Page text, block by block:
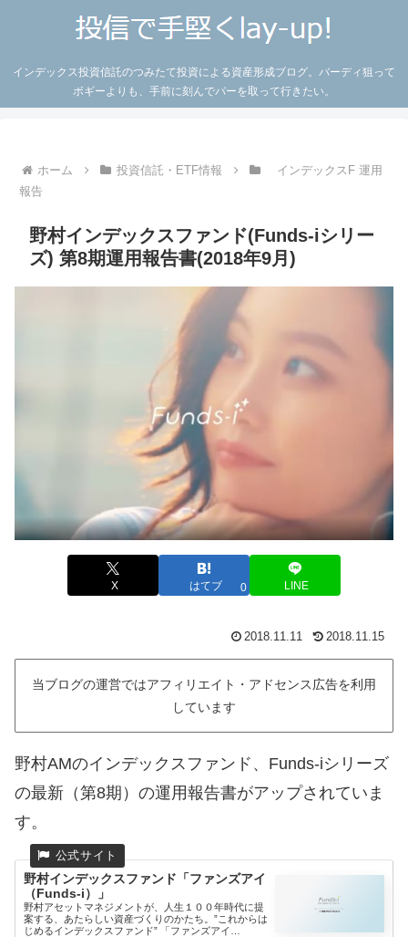
インデックス投資信託のつみたて投資による資産形成ブログ。バーディ狙って
ボギーよりも、手前に刻んでパーを取って行きたい。
ホーム 投資信託・ETF情報
インデックスF 運用
報告
野村インデックスファンド(Funds-iシリー
ズ) 第8期運用報告書(2018年9月)
X はてブ 0 LINE
2018.11.11 2018.11.15
当ブログの運営ではアフィリエイト・アドセンス広告を利用
しています
野村AMのインデックスファンド、Funds-iシリーズ
の最新（第8期）の運用報告書がアップされていま
す。
野村インデックスファンド「ファンズアイ
（Funds-i）」
野村アセットマネジメントが、人生１００年時代に提
案する、あたらしい資産づくりのかたち。”これからは
じめるインデックスファンド” 「ファンズアイ